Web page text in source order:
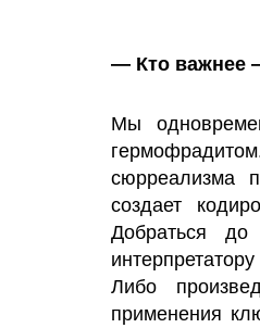
— Кто важнее
Мы
сюрреализма
создает
Добраться
Либо
применения